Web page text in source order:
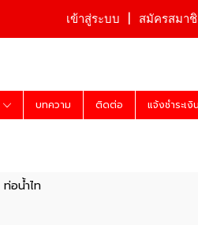
เข้าสู่ระบบ สมัครสมา
บทความ ติดต่อ แจ้งชำระเงิน
ท่อน้ำไท